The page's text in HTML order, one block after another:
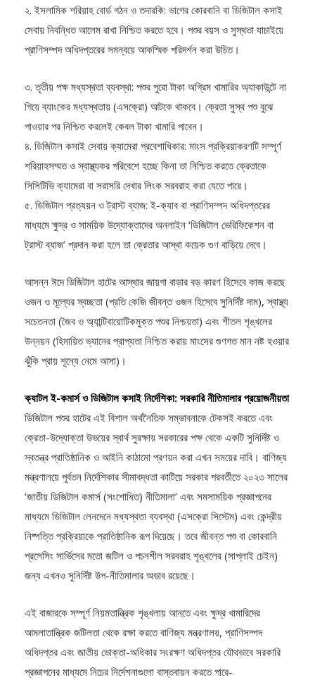
২. ইসলামিক শরিয়াহ বোর্ড গঠন ও তদারকি: ভাগের কোরবানি বা ডিজিটাল কসাই
সেবায় নিবন্ধিত আলেম রাখা নিশ্চিত করতে হবে। পশুর বয়স ও সুস্থতা যাচাইয়ে
প্রাণিসম্পদ অধিদপ্তরের সমন্বয়ে আকস্মিক পরিদর্শন করা উচিত।
৩. তৃতীয় পক্ষ মধ্যস্থতা ব্যবস্থা: পশুর পুরো টাকা অগ্রিম খামারির অ্যাকাউন্টে না
গিয়ে ব্যাংকের মধ্যস্থতায় (এসক্রো) আটকে থাকবে। ক্রেতা সুস্থ পশু বুঝে
পাওয়ার পর নিশ্চিত করলেই কেবল টাকা খামারি পাবেন।
৪. ডিজিটাল কসাই সেবায় ক্যামেরা প্রবেশাধিকার: মাংস প্রক্রিয়াকরণটি সম্পূর্ণ
শরিয়াহসম্মত ও স্বাস্থ্যকর পরিবেশে হচ্ছে কিনা তা নিশ্চিত করতে ক্রেতাকে
সিসিটিভি ক্যামেরা বা সরাসরি দেখার লিংক সরবরাহ করা যেতে পারে।
৫. ডিজিটাল প্রত্যয়ন ও ট্রাস্ট ব্যাজ: ই-ক্যাব বা প্রাণিসম্পদ অধিদপ্তরের
মাধ্যমে ক্ষুদ্র ও সাময়িক উদ্যোক্তাদের অনলাইন ‘ডিজিটাল ভেরিফিকেশন বা
ট্রাস্ট ব্যাজ’ প্রদান করা হলে তা ক্রেতার আস্থা কয়েক গুণ বাড়িয়ে দেবে।
আসন্ন ঈদে ডিজিটাল হাটের আস্থার জায়গা বাড়ার বড় কারণ হিসেবে কাজ করছে
ওজন ও মূল্যের স্বচ্ছতা (প্রতি কেজি জীবন্ত ওজন হিসেবে সুনির্দিষ্ট দাম), স্বাস্থ্য
সচেতনতা (জৈব ও অ্যান্টিবায়োটিকমুক্ত পশুর নিশ্চয়তা) এবং শীতল শৃঙ্খলের
উন্নয়ন (হিমায়িত ভ্যানের প্রাপ্যতা নিশ্চিত করায় মাংসের গুণগত মান নষ্ট হওয়ার
ঝুঁকি প্রায় শূন্যে নেমে আসা)।
ক্যাটল ই-কমার্স ও ডিজিটাল কসাই নির্দেশিকা: সরকারি নীতিমালার প্রয়োজনীয়তা
ডিজিটাল পশুর হাটের এই বিশাল অর্থনৈতিক সম্ভাবনাকে টেকসই করতে এবং
ক্রেতা-উদ্যোক্তা উভয়ের স্বার্থ সুরক্ষায় সরকারের পক্ষ থেকে একটি সুনির্দিষ্ট ও
স্বতন্ত্র প্রাতিষ্ঠানিক ও আইনি কাঠামো প্রণয়ন করা এখন সময়ের দাবি। বাণিজ্য
মন্ত্রণালয়ে পূর্বতন নির্দেশিকার সীমাবদ্ধতা কাটিয়ে সরকার পরবর্তীতে ২০২৩ সালের
‘জাতীয় ডিজিটাল কমার্স (সংশোধিত) নীতিমালা’ এবং সমসাময়িক প্রজ্ঞাপনের
মাধ্যমে ডিজিটাল লেনদেনে মধ্যস্থতা ব্যবস্থা (এসক্রো সিস্টেম) এবং কেন্দ্রীয়
নিষ্পত্তি প্রক্রিয়াকে প্রাতিষ্ঠানিক রূপ দিয়েছে। তবে জীবন্ত পশু বা কোরবানি
প্রসেসিং সার্ভিসের মতো জটিল ও পচনশীল সরবরাহ শৃঙ্খলের (সাপ্লাই চেইন)
জন্য এখনও সুনির্দিষ্ট উপ-নীতিমালার অভাব রয়েছে।
এই বাজারকে সম্পূর্ণ নিয়মতান্ত্রিক শৃঙ্খলায় আনতে এবং ক্ষুদ্র খামারিদের
আমলাতান্ত্রিক জটিলতা থেকে রক্ষা করতে বাণিজ্য মন্ত্রণালয়, প্রাণিসম্পদ
অধিদপ্তর এবং জাতীয় ভোক্তা-অধিকার সংরক্ষণ অধিদপ্তর যৌথভাবে সরকারি
প্রজ্ঞাপনের মাধ্যমে নিচের নির্দেশনাগুলো বাস্তবায়ন করতে পারে-